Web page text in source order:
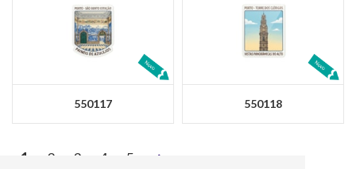
550117 550118
1 2 3 4 5